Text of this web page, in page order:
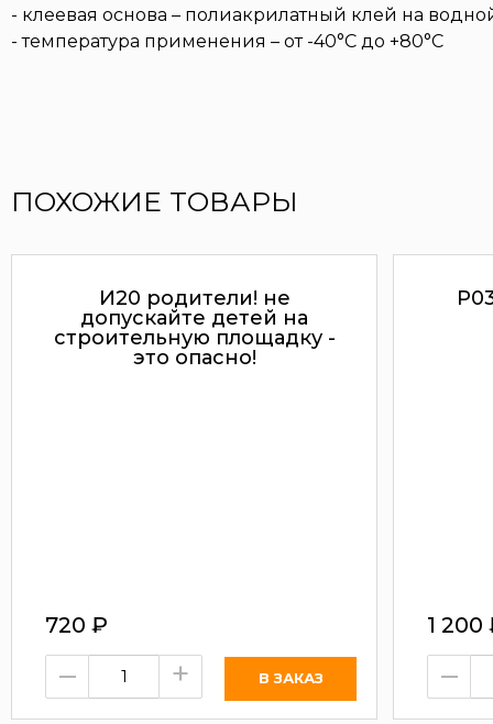
- клеевая основа – полиакрилатный клей на
- температура применения – от -40°С до +80°С
ПОХОЖИЕ ТОВАРЫ
И20 родители! не
допускайте детей на
строительную площадку -
это опасно!
720 ₽
– +
1 200
–